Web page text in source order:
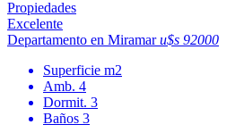
Excelente
Departamento en Miramaru$s 92000
Superficie m2
Amb. 4
Dormit. 3
Baños 3